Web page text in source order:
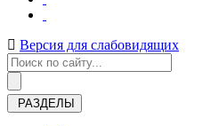
Версия для слабовидящих
РАЗДЕЛЫ